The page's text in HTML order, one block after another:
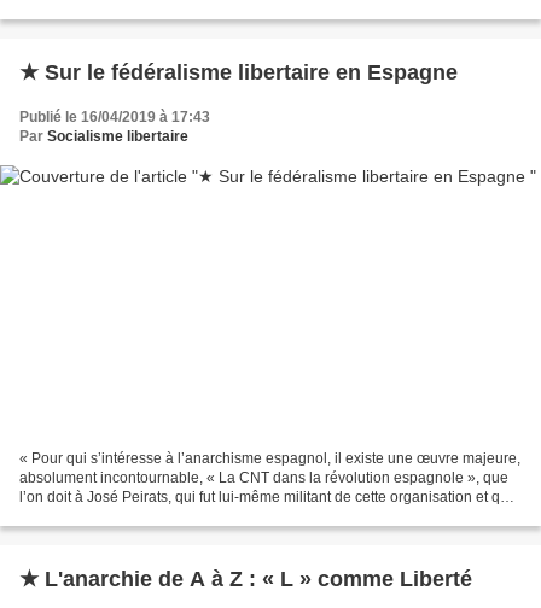
★ Sur le fédéralisme libertaire en Espagne
Publié le 16/04/2019 à 17:43
Par Socialisme libertaire
« Pour qui s’intéresse à l’anarchisme espagnol, il existe une œuvre majeure,
absolument incontournable, « La CNT dans la révolution espagnole », que
l’on doit à José Peirats, qui fut lui-même militant de cette organisation et qui
★ L'anarchie de A à Z : « L » comme Liberté